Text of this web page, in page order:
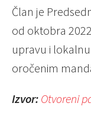
Član je
od oktobra
upravu i
oročenim
Izvor: Otvoreni